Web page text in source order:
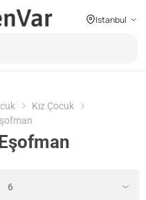
Istanbul
Kız Çocuk